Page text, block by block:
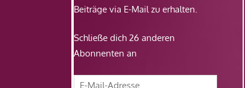
Beiträge via E-Mail zu erhalten.
Schließe dich 26 anderen
Abonnenten an
E-